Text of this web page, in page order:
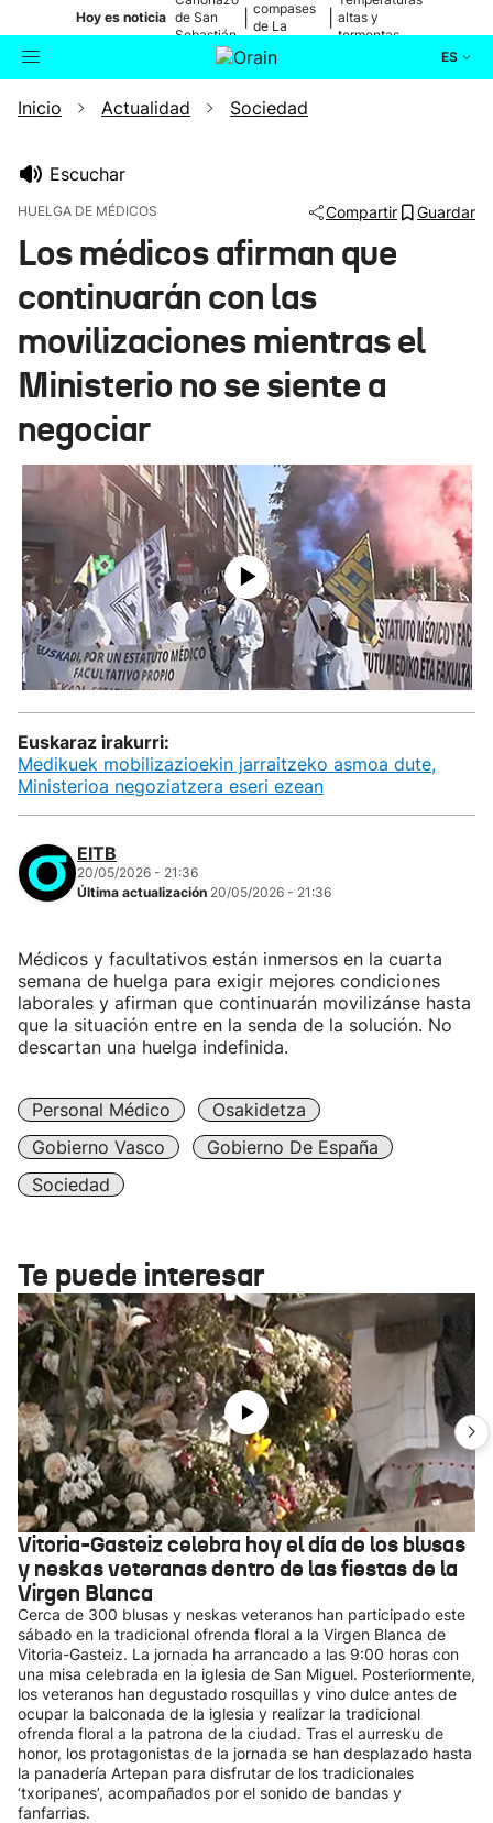
Hoy es noticia de San
Sebastián
compases
de La
altas y
tormentas
ES
Buscador Actualidad
Ikusmiran
Eguraldia
Inicio Actualidad Sociedad
Escuchar
HUELGA DE MÉDICOS Compartir Guardar
Los médicos afirman que
continuarán con las
movilizaciones mientras el
Ministerio no se siente a
negociar
Euskaraz irakurri:
Medikuek mobilizazioekin jarraitzeko asmoa dute,
Ministerioa negoziatzera eseri ezean
EITB
20/05/2026 - 21:36
Última actualización 20/05/2026 - 21:36
Médicos y facultativos están inmersos en la cuarta
semana de huelga para exigir mejores condiciones
laborales y afirman que continuarán movilizánse hasta
que la situación entre en la senda de la solución. No
descartan una huelga indefinida.
Personal Médico
Osakidetza
Gobierno Vasco
Gobierno De España
Sociedad
Te puede interesar
Vitoria-Gasteiz celebra hoy el día de los blusas
y neskas veteranas dentro de las fiestas de la
Virgen Blanca
Cerca de 300 blusas y neskas veteranos han participado este
sábado en la tradicional ofrenda floral a la Virgen Blanca de
Vitoria-Gasteiz. La jornada ha arrancado a las 9:00 horas con
una misa celebrada en la iglesia de San Miguel. Posteriormente,
los veteranos han degustado rosquillas y vino dulce antes de
ocupar la balconada de la iglesia y realizar la tradicional
ofrenda floral a la patrona de la ciudad. Tras el aurresku de
honor, los protagonistas de la jornada se han desplazado hasta
la panadería Artepan para disfrutar de los tradicionales
‘txoripanes’, acompañados por el sonido de bandas y
fanfarrias.